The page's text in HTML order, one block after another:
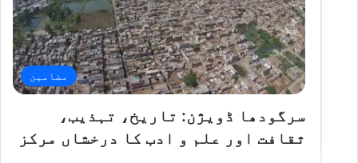
مضامین
سرگودھا ڈویژن: تاریخ، تہذیب،
ثقافت اور علم و ادب کا درخشاں مرکز